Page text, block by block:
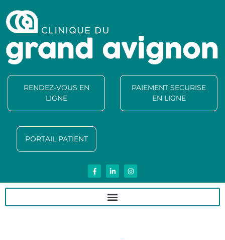
RENDEZ-VOUS EN
LIGNE
PAIEMENT SECURISE
EN LIGNE
PORTAIL PATIENT